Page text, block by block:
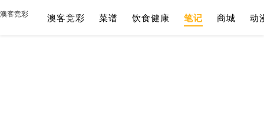
澳客竞彩 澳客竞彩 菜谱 饮食健康 笔记 商城 动